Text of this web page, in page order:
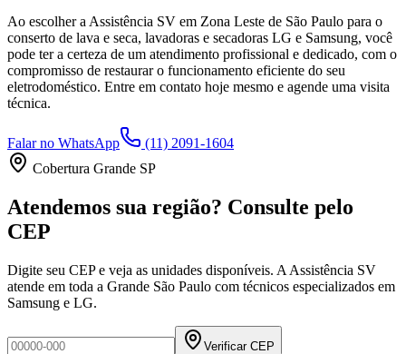
Ao escolher a Assistência SV em Zona Leste de São Paulo para o
conserto de lava e seca, lavadoras e secadoras LG e Samsung, você
pode ter a certeza de um atendimento profissional e dedicado, com o
compromisso de restaurar o funcionamento eficiente do seu
eletrodoméstico. Entre em contato hoje mesmo e agende uma visita
técnica.
Falar no WhatsApp
(11) 2091-1604
Cobertura Grande SP
Atendemos sua região? Consulte pelo
CEP
Digite seu CEP e veja as unidades disponíveis. A Assistência SV
atende em toda a Grande São Paulo com técnicos especializados em
Samsung e LG.
Verificar CEP